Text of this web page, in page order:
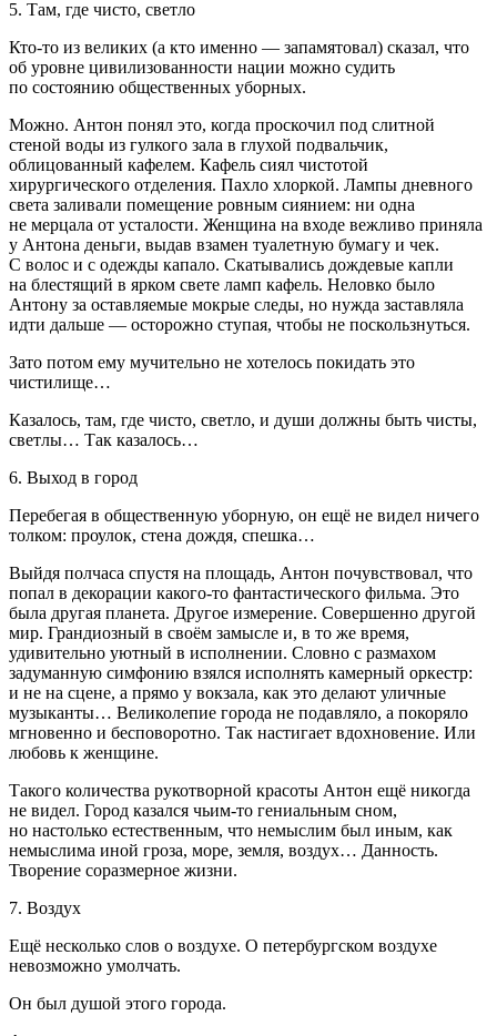
5. Там, где чисто, светло
Кто-то из великих (а кто именно — запамятовал) сказал, что
об уровне цивилизованности нации можно судить
по состоянию общественных уборных.
Можно. Антон понял это, когда проскочил под слитной
стеной воды из гулкого зала в глухой подвальчик,
облицованный кафелем. Кафель сиял чистотой
хирургического отделения. Пахло хлоркой. Лампы дневного
света заливали помещение ровным сиянием: ни одна
не мерцала от усталости. Женщина на входе вежливо приняла
у Антона деньги, выдав взамен туалетную бумагу и чек.
С волос и с одежды капало. Скатывались дождевые капли
на блестящий в ярком свете ламп кафель. Неловко было
Антону за оставляемые мокрые следы, но нужда заставляла
идти дальше — осторожно ступая, чтобы не поскользнуться.
Зато потом ему мучительно не хотелось покидать это
чистилище…
Казалось, там, где чисто, светло, и души должны быть чисты,
светлы… Так казалось…
6. Выход в город
Перебегая в общественную уборную, он ещё не видел ничего
толком: проулок, стена дождя, спешка…
Выйдя полчаса спустя на площадь, Антон почувствовал, что
попал в декорации какого-то фантастического фильма. Это
была другая планета. Другое измерение. Совершенно другой
мир. Грандиозный в своём замысле и, в то же время,
удивительно уютный в исполнении. Словно с размахом
задуманную симфонию взялся исполнять камерный оркестр:
и не на сцене, а прямо у вокзала, как это делают уличные
музыканты… Великолепие города не подавляло, а покоряло
мгновенно и бесповоротно. Так настигает вдохновение. Или
любовь к женщине.
Такого количества рукотворной красоты Антон ещё никогда
не видел. Город казался чьим-то гениальным сном,
но настолько естественным, что немыслим был иным, как
немыслима иной гроза, море, земля, воздух… Данность.
Творение соразмерное жизни.
7. Воздух
Ещё несколько слов о воздухе. О петербургском воздухе
невозможно умолчать.
Он был душой этого города.